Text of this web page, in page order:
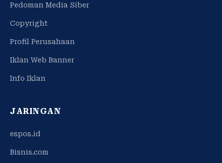
Pedoman Media Siber
Copyright
Profil Perusahaan
Iklan Web Banner
Info Iklan
JARINGAN
espos.id
Bisnis.com